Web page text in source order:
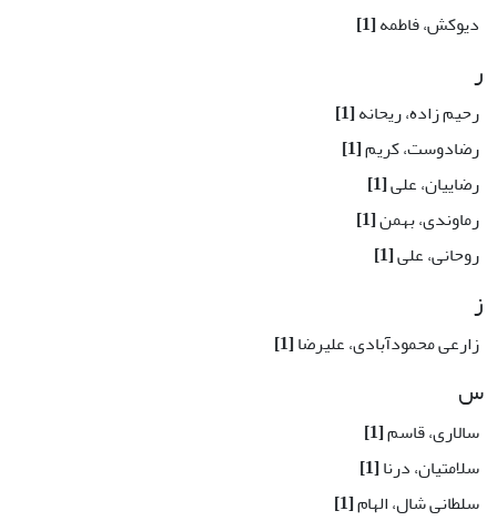
دیوکش، فاطمه[1]
ر
رحیم زاده، ریحانه[1]
رضادوست، کریم[1]
رضاییان، علی[1]
رماوندی، بهمن[1]
روحانی، علی[1]
ز
زارعی محمودآبادی، علیرضا[1]
س
سالاری، قاسم[1]
سلامتیان، درنا[1]
سلطانی شال، الهام[1]